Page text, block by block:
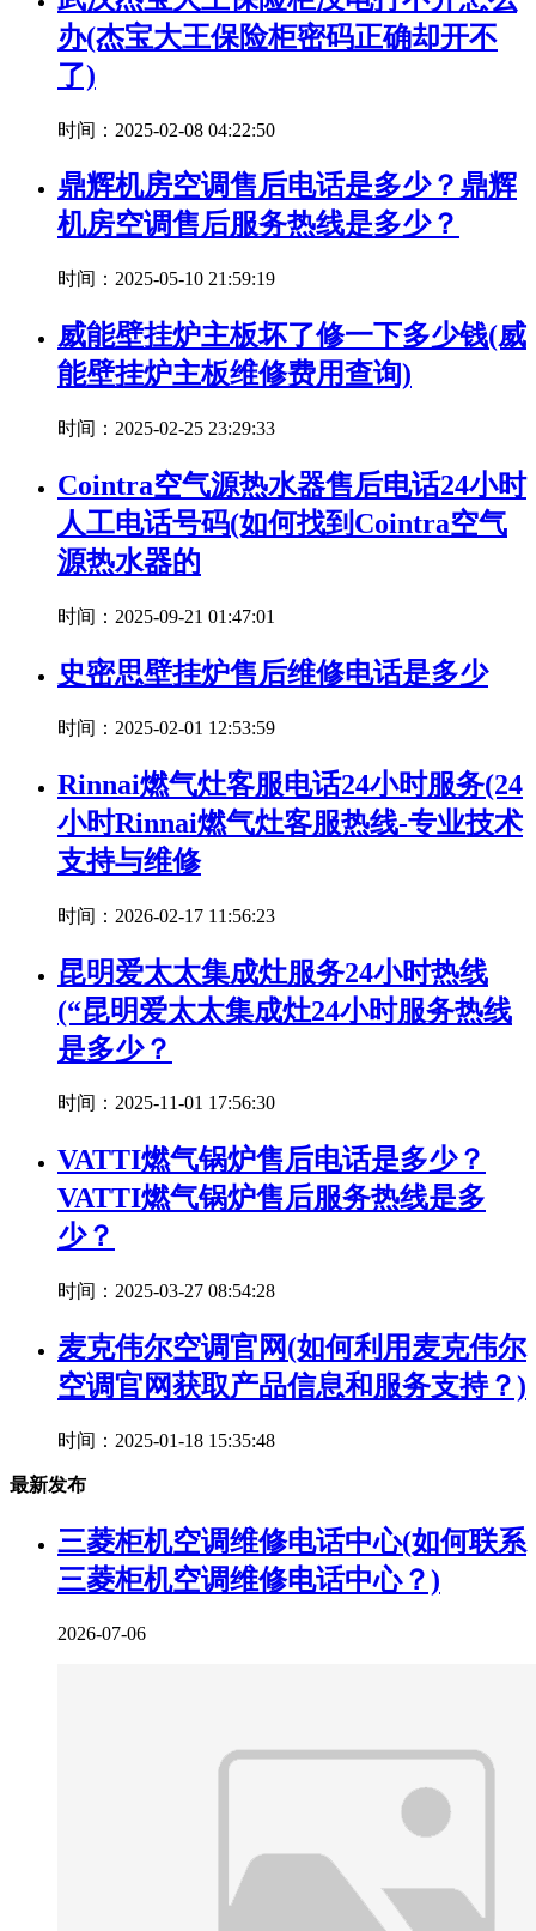
办(杰宝大王保险柜密码正确却开不
了)
时间：2025-02-08 04:22:50
鼎辉机房空调售后电话是多少？鼎辉
机房空调售后服务热线是多少？
时间：2025-05-10 21:59:19
威能壁挂炉主板坏了修一下多少钱(威
能壁挂炉主板维修费用查询)
时间：2025-02-25 23:29:33
Cointra空气源热水器售后电话24小时
人工电话号码(如何找到Cointra空气
源热水器的
时间：2025-09-21 01:47:01
史密思壁挂炉售后维修电话是多少
时间：2025-02-01 12:53:59
Rinnai燃气灶客服电话24小时服务(24
小时Rinnai燃气灶客服热线-专业技术
支持与维修
时间：2026-02-17 11:56:23
昆明爱太太集成灶服务24小时热线
(“昆明爱太太集成灶24小时服务热线
是多少？
时间：2025-11-01 17:56:30
VATTI燃气锅炉售后电话是多少？
VATTI燃气锅炉售后服务热线是多
少？
时间：2025-03-27 08:54:28
麦克伟尔空调官网(如何利用麦克伟尔
空调官网获取产品信息和服务支持？)
时间：2025-01-18 15:35:48
最新发布
三菱柜机空调维修电话中心(如何联系
三菱柜机空调维修电话中心？)
2026-07-06